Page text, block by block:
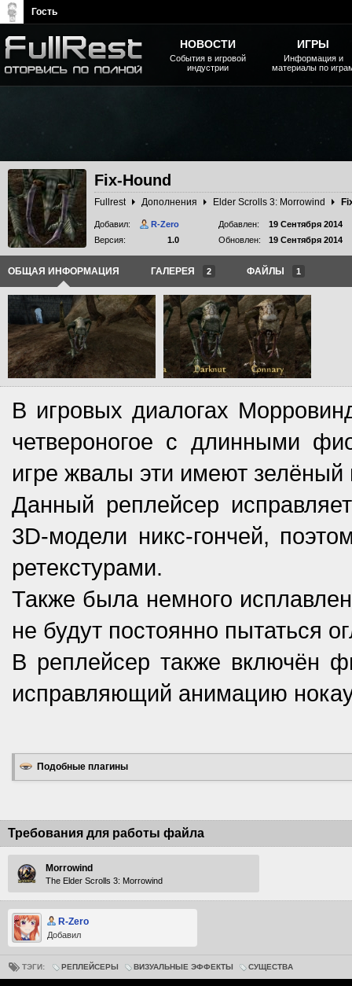
Fix-Hound
Fullrest Дополнения Elder Scrolls 3: Morrowind
Добавил:
R-Zero
Версия:
1.0
Добавлен:
19 Сентября 2014
Обновлен:
19 Сентября 2014
ОБЩАЯ ИНФОРМАЦИЯ ГАЛЕРЕЯ 2 ФАЙЛЫ 1
В игровых диалогах
четвероногое с длинными
игре жвалы эти имеют зелёный
Данный реплейсер
3D-модели никс-гончей,
ретекстурами.
Также была немного
не будут постоянно пытаться
В реплейсер также включён
исправляющий анимацию
Подобные плагины
Требования для работы файла
Morrowind
The Elder Scrolls 3: Morrowind
R-Zero
Добавил
ТЭГИ: РЕПЛЕЙСЕРЫ ВИЗУАЛЬНЫЕ ЭФФЕКТЫ СУЩЕСТВА
НОВОСТИ
События в игровой
индустрии
ИГРЫ
Информация и
материалы по
Гость